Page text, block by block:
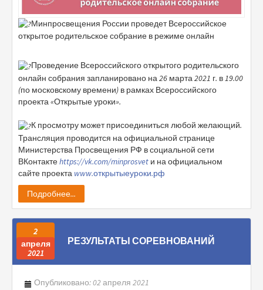
Минпросвещения России проведет Всероссийское
открытое родительское собрание в режиме онлайн
Проведение Всероссийского открытого родительского
онлайн собрания запланировано на 26 марта 2021 г. в 19.00
(по московскому времени) в рамках Всероссийского
проекта «Открытые уроки».
К просмотру может присоединиться любой желающий.
Трансляция проводится на официальной странице
Министерства Просвещения РФ в социальной сети
ВКонтактеhttps://vk.com/minprosvet и на официальном
сайте проекта www.открытыеуроки.рф
Подробнее...
2
апреля
2021
РЕЗУЛЬТАТЫ СОРЕВНОВАНИЙ
Опубликовано: 02 апреля 2021